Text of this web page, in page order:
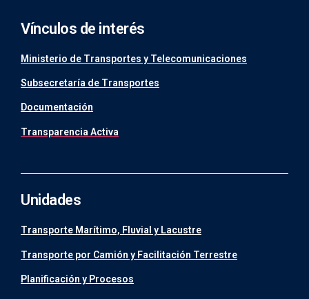
Vínculos de interés
Ministerio de Transportes y Telecomunicaciones
Subsecretaría de Transportes
Documentación
Transparencia Activa
Unidades
Transporte Marítimo, Fluvial y Lacustre
Transporte por Camión y Facilitación Terrestre
Planificación y Procesos